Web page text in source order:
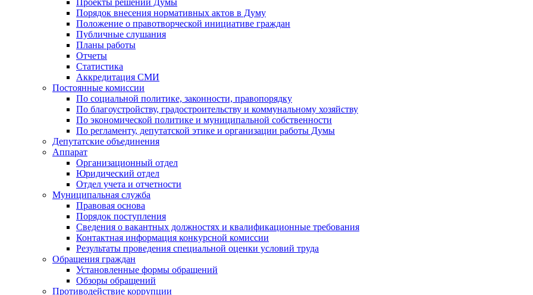
Проекты решений Думы
Порядок внесения нормативных актов в Думу
Положение о правотворческой инициативе граждан
Публичные слушания
Планы работы
Отчеты
Статистика
Аккредитация СМИ
Постоянные комиссии
По социальной политике, законности, правопорядку
По благоустройству, градостроительству и коммунальному хозяйству
По экономической политике и муниципальной собственности
По регламенту, депутатской этике и организации работы Думы
Депутатские объединения
Аппарат
Организационный отдел
Юридический отдел
Отдел учета и отчетности
Муниципальная служба
Правовая основа
Порядок поступления
Сведения о вакантных должностях и квалификационные требования
Контактная информация конкурсной комиссии
Результаты проведения специальной оценки условий труда
Обращения граждан
Установленные формы обращений
Обзоры обращений
Противодействие коррупции